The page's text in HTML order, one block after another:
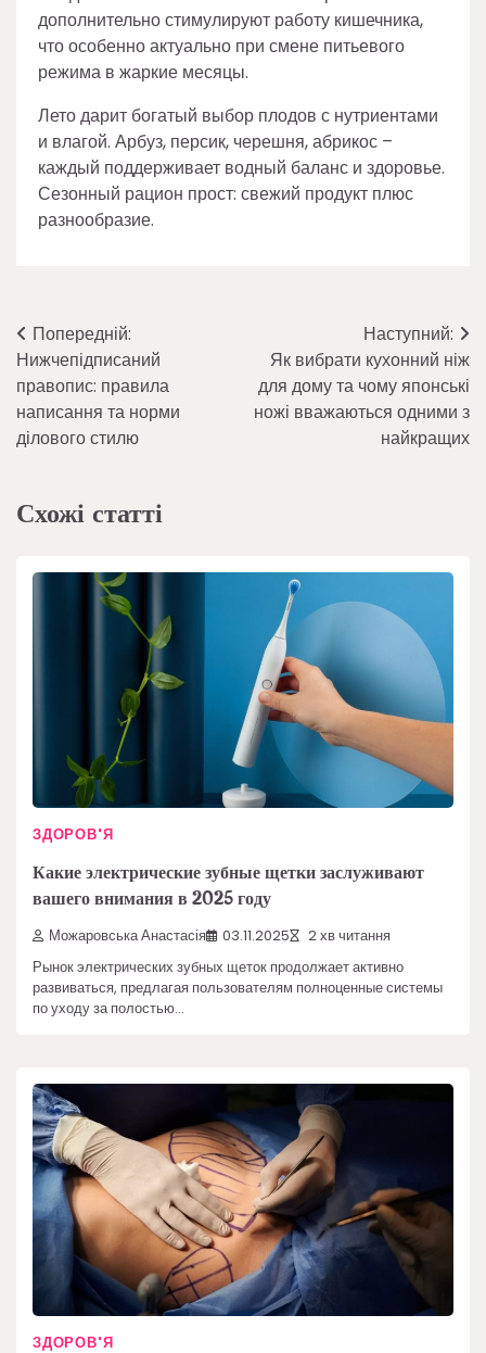
дополнительно стимулируют работу кишечника,
что особенно актуально при смене питьевого
режима в жаркие месяцы.
Лето дарит богатый выбор плодов с нутриентами
и влагой. Арбуз, персик, черешня, абрикос –
каждый поддерживает водный баланс и здоровье.
Сезонный рацион прост: свежий продукт плюс
разнообразие.
Навігація
записів
Попередній:
Нижчепідписаний
правопис: правила
написання та норми
ділового стилю
Наступний:
Як вибрати кухонний ніж
для дому та чому японські
ножі вважаються одними з
найкращих
Схожі статті
ЗДОРОВ'Я
Какие электрические зубные щетки заслуживают
вашего внимания в 2025 году
Можаровська Анастасія 03.11.2025 2 хв читання
Рынок электрических зубных щеток продолжает активно
развиваться, предлагая пользователям полноценные системы
по уходу за полостью…
ЗДОРОВ'Я